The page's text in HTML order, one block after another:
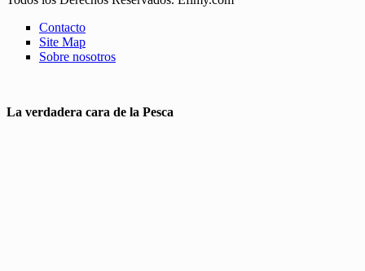
Contacto
Site Map
Sobre nosotros
La verdadera cara de la Pesca